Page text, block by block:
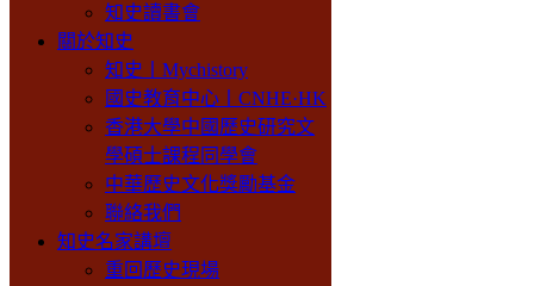
知史讀書會
關於知史
知史丨Mychistory
國史教育中心丨CNHE·HK
香港大學中國歷史研究文
學碩士課程同學會
中華歷史文化獎勵基金
聯絡我們
知史名家講壇
重回歷史現場